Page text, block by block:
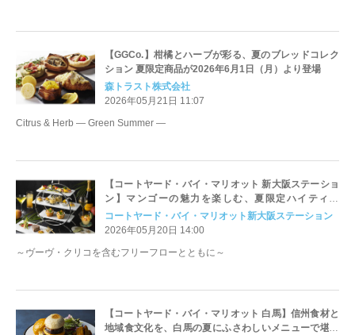
【GGCo.】柑橘とハーブが彩る、夏のブレッドコレク
ション 夏限定商品が2026年6月1日（月）より登場
森トラスト株式会社
2026年05月21日 11:07
Citrus & Herb — Green Summer —
【コートヤード・バイ・マリオット 新大阪ステーショ
ン】マンゴーの魅力を楽しむ、夏限定ハイティー
「MANGO LILT(マンゴー リルト)」を発売
コートヤード・バイ・マリオット新大阪ステーション
2026年05月20日 14:00
～ヴーヴ・クリコを含むフリーフローとともに～
【コートヤード・バイ・マリオット 白馬】信州食材と
地域食文化を、白馬の夏にふさわしいメニューで堪能